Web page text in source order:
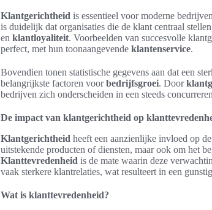
Klantgerichtheid is essentieel voor moderne
is duidelijk dat organisaties die de klant centraal
en klantloyaliteit. Voorbeelden van succesvolle
perfect, met hun toonaangevende klantenservice.
Bovendien tonen statistische gegevens aan dat een
belangrijkste factoren voorbedrijfsgroei. Door
bedrijven zich onderscheiden in een steeds
De impact van klantgerichtheid op
Klantgerichtheid heeft een aanzienlijke invloed op de
uitstekende producten of diensten, maar ook om het
Klanttevredenheid is de mate waarin deze
vaak sterkere klantrelaties, wat resulteert in een
Wat is klanttevredenheid?